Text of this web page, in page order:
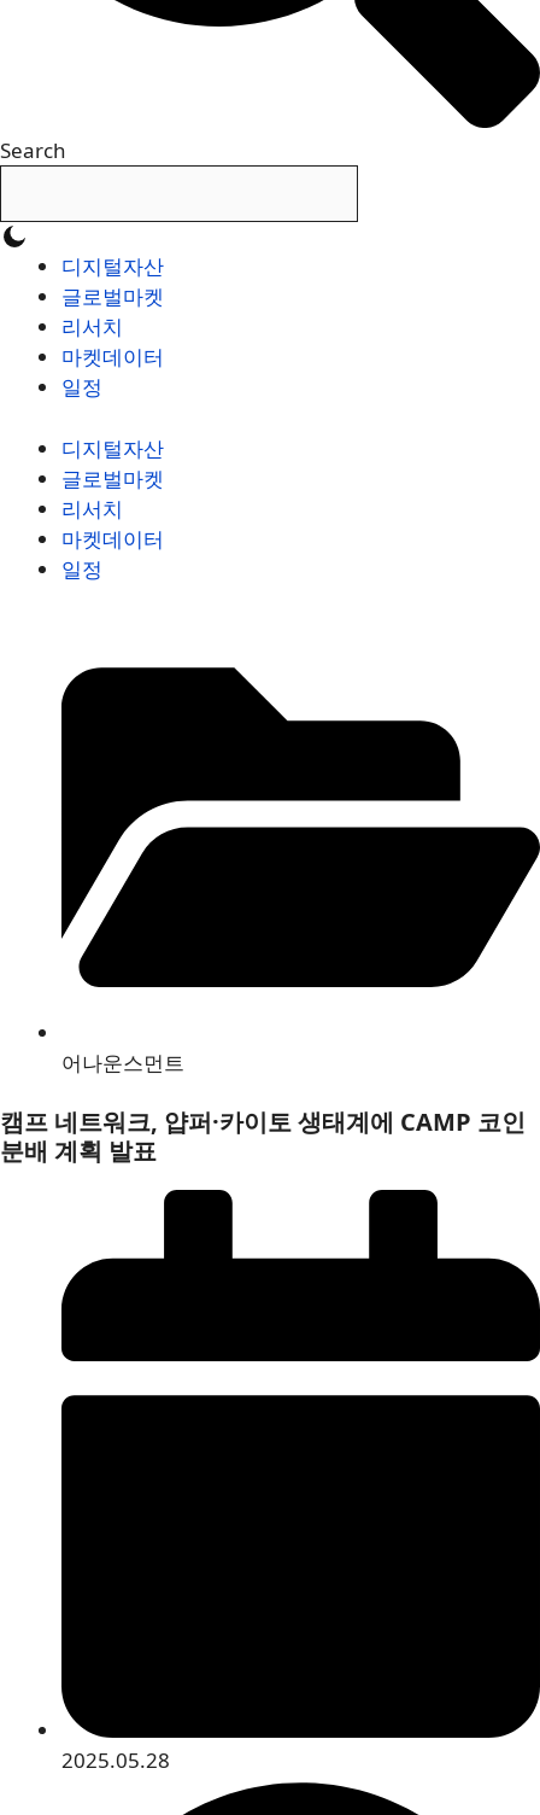
Search
디지털자산
글로벌마켓
리서치
마켓데이터
일정
디지털자산
글로벌마켓
리서치
마켓데이터
일정
어나운스먼트
캠프 네트워크, 얍퍼·카이토 생태계에 CAMP 코인
분배 계획 발표
2025.05.28